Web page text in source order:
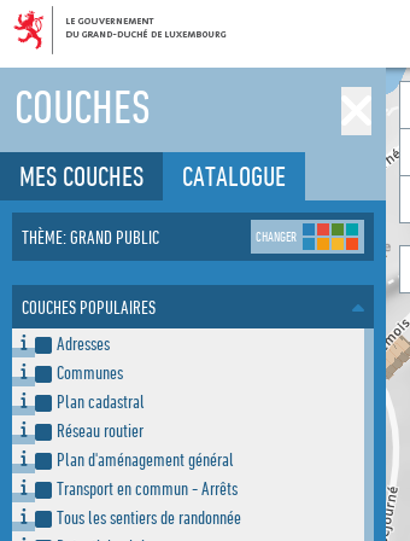
COUCHES
MES COUCHES CATALOGUE
THÈME: GRAND PUBLIC CHANGER
COUCHES POPULAIRES
Adresses
Communes
Plan cadastral
Réseau routier
Plan d'aménagement général
Transport en commun - Arrêts
Tous les sentiers de randonnée